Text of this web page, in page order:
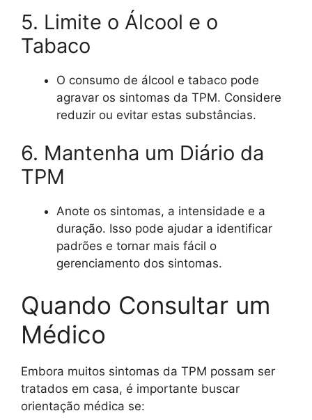
5. Limite o Álcool e o
Tabaco
O consumo de álcool e tabaco pode
agravar os sintomas da TPM. Considere
reduzir ou evitar estas substâncias.
6. Mantenha um Diário da
TPM
Anote os sintomas, a intensidade e a
duração. Isso pode ajudar a identificar
padrões e tornar mais fácil o
gerenciamento dos sintomas.
Quando Consultar um
Médico
Embora muitos sintomas da TPM possam ser
tratados em casa, é importante buscar
orientação médica se: